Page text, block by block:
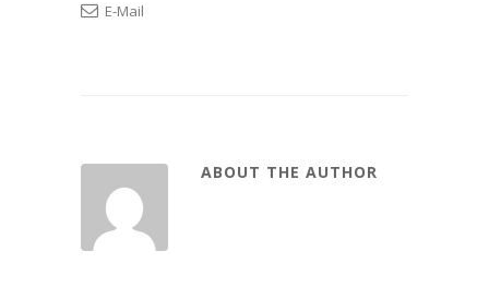
E-Mail
ABOUT THE AUTHOR